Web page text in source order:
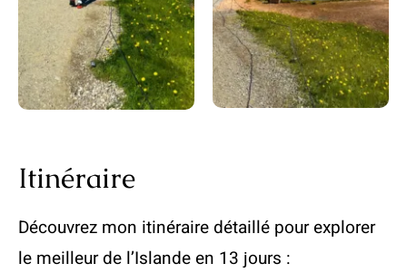
Itinéraire
Découvrez mon itinéraire détaillé pour explorer
le meilleur de l’Islande en 13 jours :